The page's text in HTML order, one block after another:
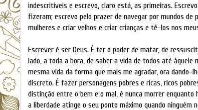
indescritíveis e escrevo, claro está, as primeiras.
fizeram; escrevo pelo prazer de navegar por mundos de
mulheres e criar velhos e criar crianças e tê-los nos
Escrever é ser Deus. É ter o poder de matar, de
lado, a toda a hora, de saber a vida de todos até
mesma vida da forma que mais me agradar, ora dando-
discreto. É fazer personagens pobres e ricas, ricos
distinção entre o bem e o mal, é nunca morrer enquanto
a liberdade atinge o seu ponto máximo quando